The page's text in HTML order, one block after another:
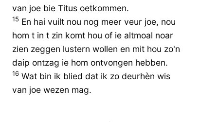
van joe bie Titus oetkommen.
15 En hai vuilt nou nog meer veur joe, nou
hom t in t zin komt hou of ie altmoal noar
zien zeggen lustern wollen en mit hou zo'n
daip ontzag ie hom ontvongen hebben.
16 Wat bin ik blied dat ik zo deurhèn wis
van joe wezen mag.